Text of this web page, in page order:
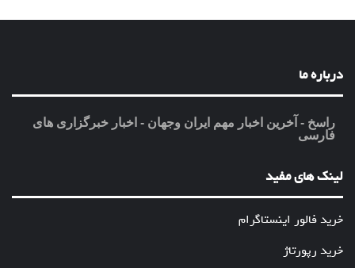
درباره ما
راسخ - آخرین اخبار مهم ایران وجهان - اخبار خبرگزاری های
فارسی
لینک های مفید
خرید فالور اینستاگرام
خرید رپورتاژ